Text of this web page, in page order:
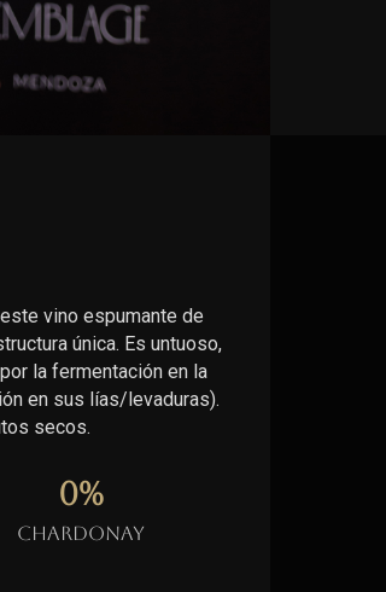
vino espumante de
única. Es untuoso,
la fermentación en la
en sus lías/levaduras).
secos.
Chardonay
0%